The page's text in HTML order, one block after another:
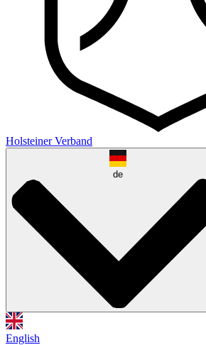
Holsteiner Verband
de
English